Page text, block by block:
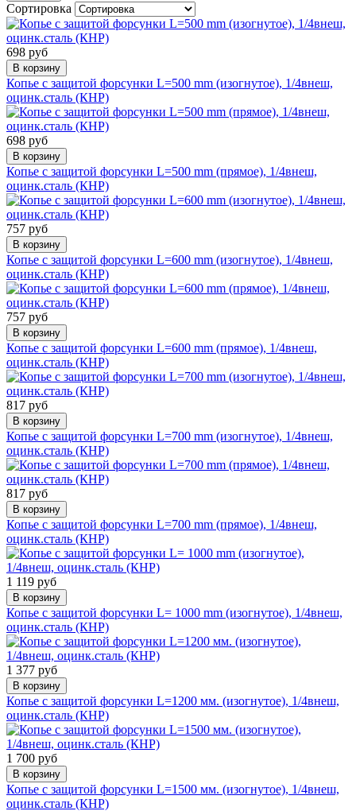
Сортировка
698 руб
В корзину
Копье с защитой форсунки L=500 mm (изогнутое), 1/4внеш,
оцинк.сталь (КНР)
698 руб
В корзину
Копье с защитой форсунки L=500 mm (прямое), 1/4внеш,
оцинк.сталь (КНР)
757 руб
В корзину
Копье с защитой форсунки L=600 mm (изогнутое), 1/4внеш,
оцинк.сталь (КНР)
757 руб
В корзину
Копье с защитой форсунки L=600 mm (прямое), 1/4внеш,
оцинк.сталь (КНР)
817 руб
В корзину
Копье с защитой форсунки L=700 mm (изогнутое), 1/4внеш,
оцинк.сталь (КНР)
817 руб
В корзину
Копье с защитой форсунки L=700 mm (прямое), 1/4внеш,
оцинк.сталь (КНР)
1 119 руб
В корзину
Копье с защитой форсунки L= 1000 mm (изогнутое), 1/4внеш,
оцинк.сталь (КНР)
1 377 руб
В корзину
Копье с защитой форсунки L=1200 мм. (изогнутое), 1/4внеш,
оцинк.сталь (КНР)
1 700 руб
В корзину
Копье с защитой форсунки L=1500 мм. (изогнутое), 1/4внеш,
оцинк.сталь (КНР)